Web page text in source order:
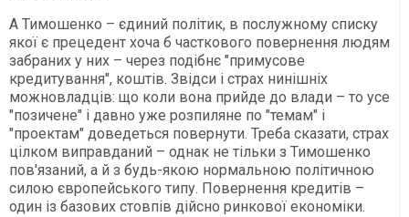
А Тимошенко – єдиний політик, в послужному списку
якої є прецедент хоча б часткового повернення людям
забраних у них – через подібнє "примусове
кредитування", коштів. Звідси і страх нинішніх
можновладців: що коли вона прийде до влади – то усе
"позичене" і давно уже розпиляне по "темам" і
"проектам" доведеться повернути. Треба сказати, страх
цілком виправданий – однак не тільки з Тимошенко
пов'язаний, а й з будь-якою нормальною політичною
силою європейського типу. Повернення кредитів –
один із базових стовпів дійсно ринкової економіки.